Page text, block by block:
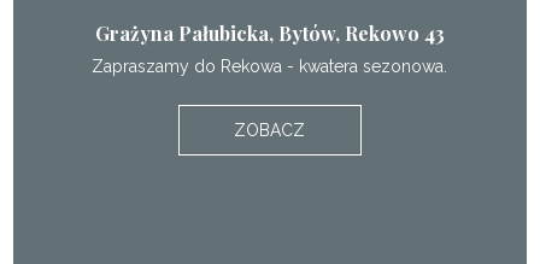
Grażyna Pałubicka, Bytów, Rekowo 43
Zapraszamy do Rekowa - kwatera sezonowa.
ZOBACZ